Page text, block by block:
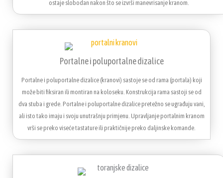
ostaje slobodan nakon što se izvrši manevrisanje kranom.
Portalne i poluportalne dizalice
Portalne i poluportalne dizalice (kranovi) sastoje se od rama (portala) koji
može biti fiksiran ili montiran na koloseku. Konstrukcija rama sastoji se od
dva stuba i grede. Portalne i poluportalne dizalice pretežno se ugrađuju vani,
ali isto tako imaju i svoju unutrašnju primjenu. Upravljanje portalnim kranom
vrši se preko viseće tastature ili praktičnije preko daljinske komande.